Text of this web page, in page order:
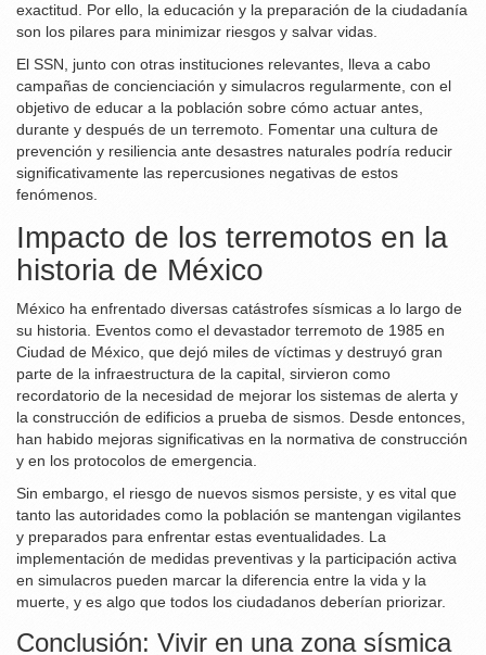
exactitud. Por ello, la educación y la preparación de la ciudadanía
son los pilares para minimizar riesgos y salvar vidas.
El SSN, junto con otras instituciones relevantes, lleva a cabo
campañas de concienciación y simulacros regularmente, con el
objetivo de educar a la población sobre cómo actuar antes,
durante y después de un terremoto. Fomentar una cultura de
prevención y resiliencia ante desastres naturales podría reducir
significativamente las repercusiones negativas de estos
fenómenos.
Impacto de los terremotos en la
historia de México
México ha enfrentado diversas catástrofes sísmicas a lo largo de
su historia. Eventos como el devastador terremoto de 1985 en
Ciudad de México, que dejó miles de víctimas y destruyó gran
parte de la infraestructura de la capital, sirvieron como
recordatorio de la necesidad de mejorar los sistemas de alerta y
la construcción de edificios a prueba de sismos. Desde entonces,
han habido mejoras significativas en la normativa de construcción
y en los protocolos de emergencia.
Sin embargo, el riesgo de nuevos sismos persiste, y es vital que
tanto las autoridades como la población se mantengan vigilantes
y preparados para enfrentar estas eventualidades. La
implementación de medidas preventivas y la participación activa
en simulacros pueden marcar la diferencia entre la vida y la
muerte, y es algo que todos los ciudadanos deberían priorizar.
Conclusión: Vivir en una zona sísmica